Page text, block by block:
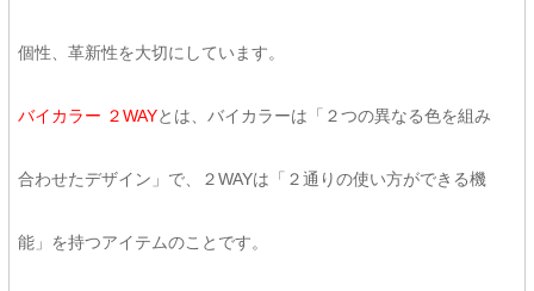
個性、革新性を大切にしています。
バイカラー ２WAYとは、バイカラーは「２つの異なる色を組み
合わせたデザイン」で、２WAYは「２通りの使い方ができる機
能」を持つアイテムのことです。